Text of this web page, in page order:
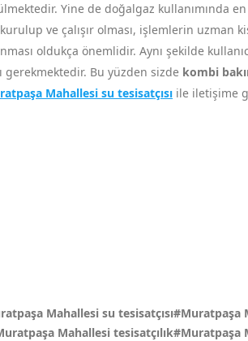
Yine de doğalgaz kullanımında
ve çalışır olması, işlemlerin uzman
oldukça önemlidir. Aynı şekilde
gerekmektedir. Bu yüzden sizde kombi
Mahallesi su tesisatçısı ile iletişime
Mahallesi su tesisatçısı#Muratpaşa
Mahallesi tesisatçılık#Muratpaşa